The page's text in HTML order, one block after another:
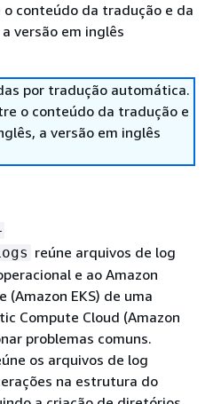
conteúdo da tradução e da
versão em inglês
por tradução automática.
o conteúdo da tradução e
a versão em inglês
reúne arquivos de log
e ao Amazon
(Amazon EKS) de uma
Compute Cloud (Amazon
problemas comuns.
os arquivos de log
na estrutura do